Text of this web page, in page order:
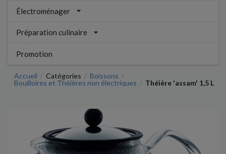
Électroménager
Préparation culinaire
Promotion
Accueil / Catégories / Boissons /
Bouilloires et Théières non électriques / Théière 'assam' 1,5 L